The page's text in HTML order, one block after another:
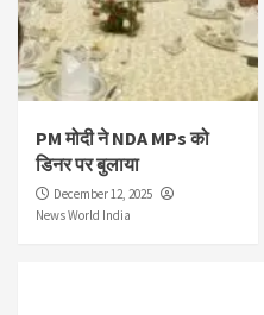
PM मोदी ने NDA MPs को
डिनर पर बुलाया
December 12, 2025
News World India